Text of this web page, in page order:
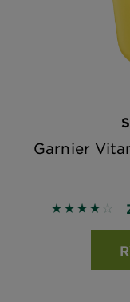
Garnier
4 out of 5